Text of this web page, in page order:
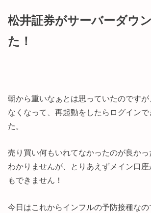
松井証券がサーバーダウ
た！
朝から重いなぁとは思っていたのです
なくなって、再起動をしたらログイン
た。
売り買い何もいれてなかったのが良か
わかりませんが、とりあえずメイン口
もできません！
今日はこれからインフルの予防接種なの